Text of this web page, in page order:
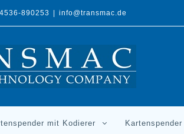
890253 info@transmac.de
mit Kodierer